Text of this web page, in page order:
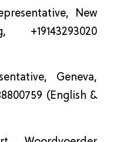
New
, +19143293020
Geneva,
(English &